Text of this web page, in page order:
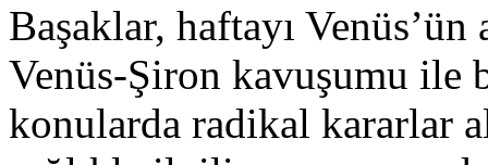
Başaklar, haftayı
Venüs-Şiron kavuşumu ile
konularda radikal kararlar